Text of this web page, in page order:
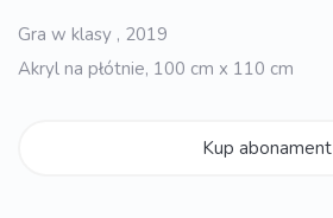
Gra w klasy , 2019
Akryl na płótnie, 100 cm x 110 cm
Kup abonament